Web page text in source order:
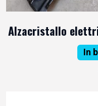
Alzacristallo
In